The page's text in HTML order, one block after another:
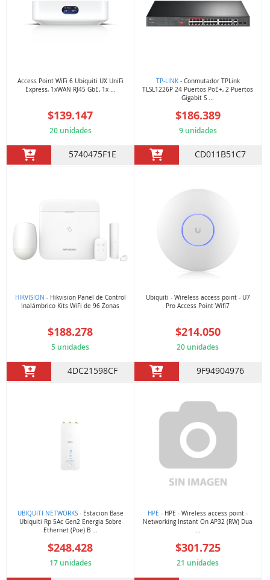
Access Point WiFi 6 Ubiquiti UX UniFi
Express, 1xWAN RJ45 GbE, 1x ...
$139.147
20 unidades
5740475F1E
TP-LINK- Conmutador TPLink
TLSL1226P 24 Puertos PoE+, 2 Puertos
Gigabit S ...
$186.389
9 unidades
CD011B51C7
HIKVISION - Hikvision Panel de Control
Inalámbrico Kits WiFi de 96 Zonas
$188.278
5 unidades
4DC21598CF
Ubiquiti - Wireless access point - U7
Pro Access Point Wifi7
$214.050
20 unidades
9F94904976
UBIQUITI NETWORKS- Estacion Base
Ubiquiti Rp 5Ac Gen2 Energia Sobre
Ethernet (Poe) B ...
$248.428
17 unidades
HPE - HPE - Wireless access point -
Networking Instant On AP32 (RW) Dua
...
$301.725
21 unidades